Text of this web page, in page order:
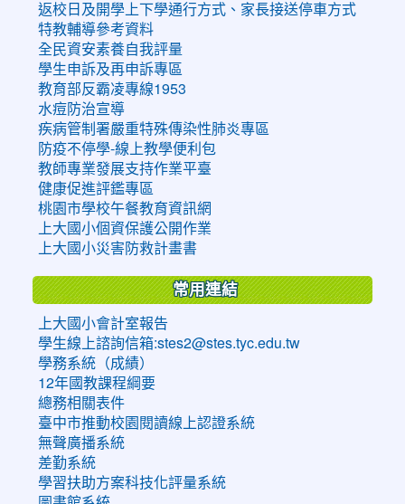
返校日及開學上下學通行方式、家長接送停車方式
特教輔導參考資料
全民資安素養自我評量
學生申訴及再申訴專區
教育部反霸凌專線1953
水痘防治宣導
疾病管制署嚴重特殊傳染性肺炎專區
防疫不停學-線上教學便利包
教師專業發展支持作業平臺
健康促進評鑑專區
桃園市學校午餐教育資訊網
上大國小個資保護公開作業
上大國小災害防救計畫書
常用連結
上大國小會計室報告
學生線上諮詢信箱:stes2@stes.tyc.edu.tw
學務系統（成績）
12年國教課程綱要
總務相關表件
臺中市推動校園閱讀線上認證系統
無聲廣播系統
差勤系統
學習扶助方案科技化評量系統